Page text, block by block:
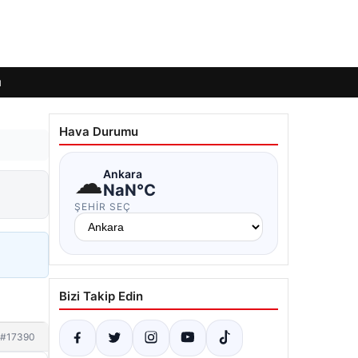
#17390
Hava Durumu
☁Ankara
NaN°C
ŞEHIR SEÇ
Bizi Takip Edin